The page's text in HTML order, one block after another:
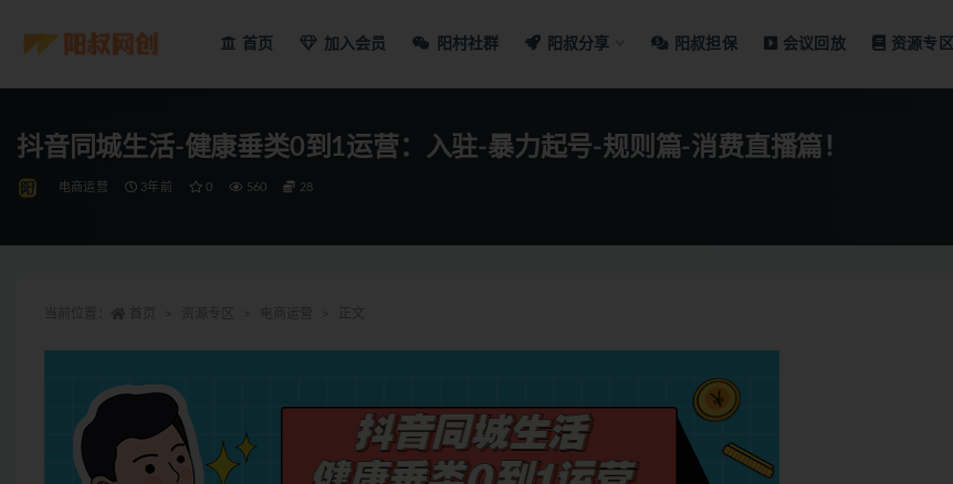
首页 加入会员 阳村社群 阳叔分享 阳叔担保 会议回放 资源专区
抖音同城生活-健康垂类0到1运营：入驻-暴力起号-规则篇-消费直播篇！
电商运营 3年前 0 560 28